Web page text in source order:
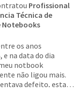
Profissional
Técnica de
Notebooks
os anos
e na data do dia
notbook
não ligou mais.
defeito, estava